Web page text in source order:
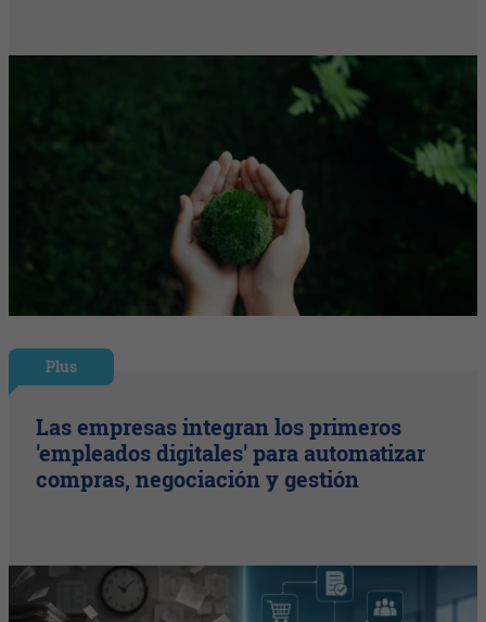
Plus
Las empresas integran los primeros
'empleados digitales' para automatizar
compras, negociación y gestión